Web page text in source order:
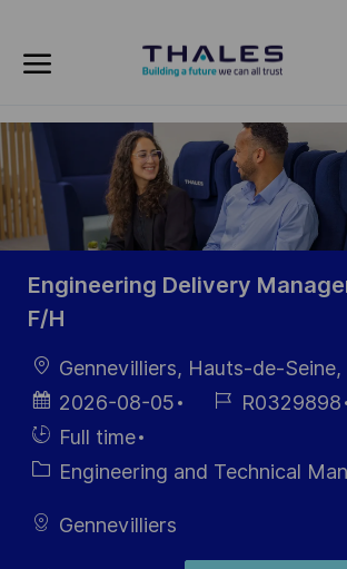
-
Engineering Delivery
F/H
Ort
Gennevilliers, Hauts-de-
Datum der
Veröffentlichung
2026-08-05
Job- R0329898
Einstellunngstyp
Full time
Kategorie
Engineering and Technical
Gennevilliers